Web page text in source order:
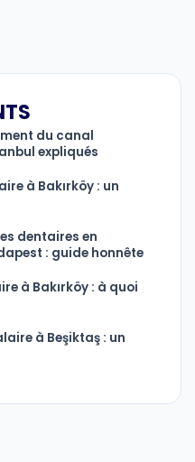
du canal
expliqués
à Bakırköy : un
dentaires en
: guide honnête
à Bakırköy : à quoi
à Beşiktaş : un